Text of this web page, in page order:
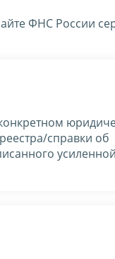
ФНС России
справки об
усиленной